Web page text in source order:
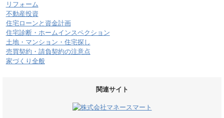
リフォーム
不動産投資
住宅ローンと資金計画
住宅診断・ホームインスペクション
土地・マンション・住宅探し
売買契約・請負契約の注意点
家づくり全般
関連サイト